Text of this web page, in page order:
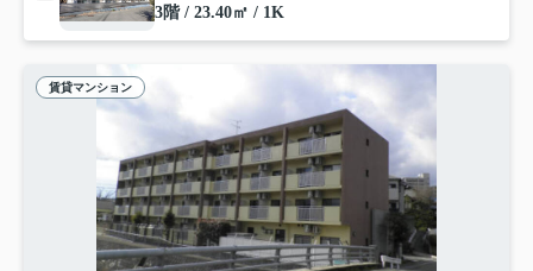
3階 / 23.40㎡ / 1K
賃貸マンション